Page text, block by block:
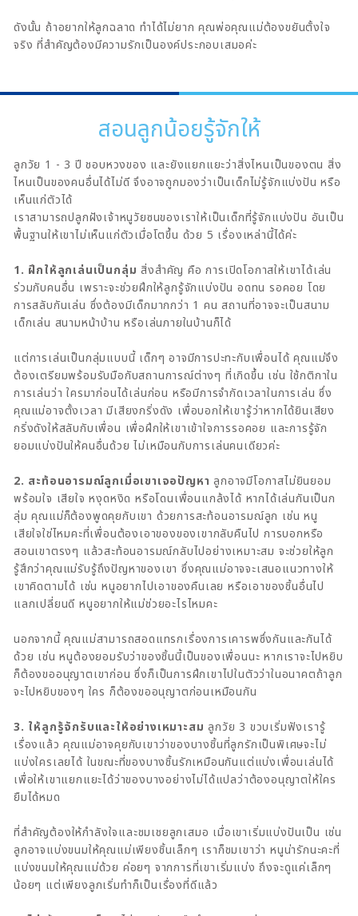
ดังนั้น ถ้าอยากให้ลูกฉลาด ทำได้ไม่ยาก คุณพ่อคุณแม่ต้องขยันตั้งใจ
จริง ที่สำคัญต้องมีความรักเป็นองค์ประกอบเสมอค่ะ
สอนลูกน้อยรู้จักให้
ลูกวัย 1 - 3 ปี ชอบหวงของ และยังแยกแยะว่าสิ่งไหนเป็นของตน สิ่ง
ไหนเป็นของคนอื่นได้ไม่ดี จึงอาจถูกมองว่าเป็นเด็กไม่รู้จักแบ่งปัน หรือ
เห็นแก่ตัวได้
เราสามารถปลูกฝังเจ้าหนูวัยซนของเราให้เป็นเด็กที่รู้จักแบ่งปัน อันเป็น
พื้นฐานให้เขาไม่เห็นแก่ตัวเมื่อโตขึ้น ด้วย 5 เรื่องเหล่านี้ได้ค่ะ
1. ฝึกให้ลูกเล่นเป็นกลุ่ม สิ่งสำคัญ คือ การเปิดโอกาสให้เขาได้เล่น
ร่วมกับคนอื่น เพราะจะช่วยฝึกให้ลูกรู้จักแบ่งปัน อดทน รอคอย โดย
การสลับกันเล่น ซึ่งต้องมีเด็กมากกว่า 1 คน สถานที่อาจจะเป็นสนาม
เด็กเล่น สนามหน้าบ้าน หรือเล่นภายในบ้านก็ได้
แต่การเล่นเป็นกลุ่มแบบนี้ เด็กๆ อาจมีการปะทะกับเพื่อนได้ คุณแม่จึง
ต้องเตรียมพร้อมรับมือกับสถานการณ์ต่างๆ ที่เกิดขึ้น เช่น ใช้กติกาใน
การเล่นว่า ใครมาก่อนได้เล่นก่อน หรือมีการจำกัดเวลาในการเล่น ซึ่ง
คุณแม่อาจตั้งเวลา มีเสียงกริ่งดัง เพื่อบอกให้เขารู้ว่าหากได้ยินเสียง
กริ่งดังให้สลับกับเพื่อน เพื่อฝึกให้เขาเข้าใจการรอคอย และการรู้จัก
ยอมแบ่งปันให้คนอื่นด้วย ไม่เหมือนกับการเล่นคนเดียวค่ะ
2. สะท้อนอารมณ์ลูกเมื่อเขาเจอปัญหา ลูกอาจมีโอกาสไม่ยินยอม
พร้อมใจ เสียใจ หงุดหงิด หรือโดนเพื่อนแกล้งได้ หากได้เล่นกันเป็นก
ลุ่ม คุณแม่ก็ต้องพูดคุยกับเขา ด้วยการสะท้อนอารมณ์ลูก เช่น หนู
เสียใจใช่ไหมคะที่เพื่อนต้องเอาของของเขากลับคืนไป การบอกหรือ
สอนเขาตรงๆ แล้วสะท้อนอารมณ์กลับไปอย่างเหมาะสม จะช่วยให้ลูก
รู้สึกว่าคุณแม่รับรู้ถึงปัญหาของเขา ซึ่งคุณแม่อาจจะเสนอแนวทางให้
เขาคิดตามได้ เช่น หนูอยากไปเอาของคืนเลย หรือเอาของชิ้นอื่นไป
แลกเปลี่ยนดี หนูอยากให้แม่ช่วยอะไรไหมคะ
นอกจากนี้ คุณแม่สามารถสอดแทรกเรื่องการเคารพซึ่งกันและกันได้
ด้วย เช่น หนูต้องยอมรับว่าของชิ้นนี้เป็นของเพื่อนนะ หากเราจะไปหยิบ
ก็ต้องขออนุญาตเขาก่อน ซึ่งก็เป็นการฝึกเขาไปในตัวว่าในอนาคตถ้าลูก
จะไปหยิบของๆ ใคร ก็ต้องขออนุญาตก่อนเหมือนกัน
3. ให้ลูกรู้จักรับและให้อย่างเหมาะสม ลูกวัย 3 ขวบเริ่มฟังเรารู้
เรื่องแล้ว คุณแม่อาจคุยกับเขาว่าของบางชิ้นที่ลูกรักเป็นพิเศษจะไม่
แบ่งใครเลยได้ ในขณะที่ของบางชิ้นรักเหมือนกันแต่แบ่งเพื่อนเล่นได้
เพื่อให้เขาแยกแยะได้ว่าของบางอย่างไม่ได้แปลว่าต้องอนุญาตให้ใคร
ยืมได้หมด
ที่สำคัญต้องให้กำลังใจและชมเชยลูกเสมอ เมื่อเขาเริ่มแบ่งปันเป็น เช่น
ลูกอาจแบ่งขนมให้คุณแม่เพียงชิ้นเล็กๆ เราก็ชมเขาว่า หนูน่ารักนะคะที่
แบ่งขนมให้คุณแม่ด้วย ค่อยๆ จากการที่เขาเริ่มแบ่ง ถึงจะดูแค่เล็กๆ
น้อยๆ แต่เพียงลูกเริ่มทำก็เป็นเรื่องที่ดีแล้ว